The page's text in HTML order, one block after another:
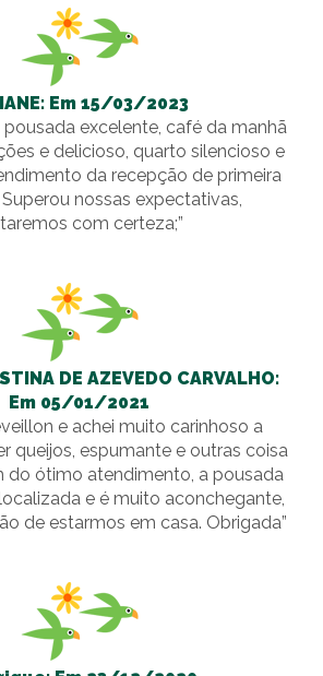
Em 15/03/2023
excelente, café da manhã
e delicioso, quarto silencioso e
da recepção de primeira
nossas expectativas,
com certeza;”
DE AZEVEDO CARVALHO:
Em 05/01/2021
e achei muito carinhoso a
queijos, espumante e outras coisa
do ótimo atendimento, a pousada
e é muito aconchegante,
de estarmos em casa. Obrigada”